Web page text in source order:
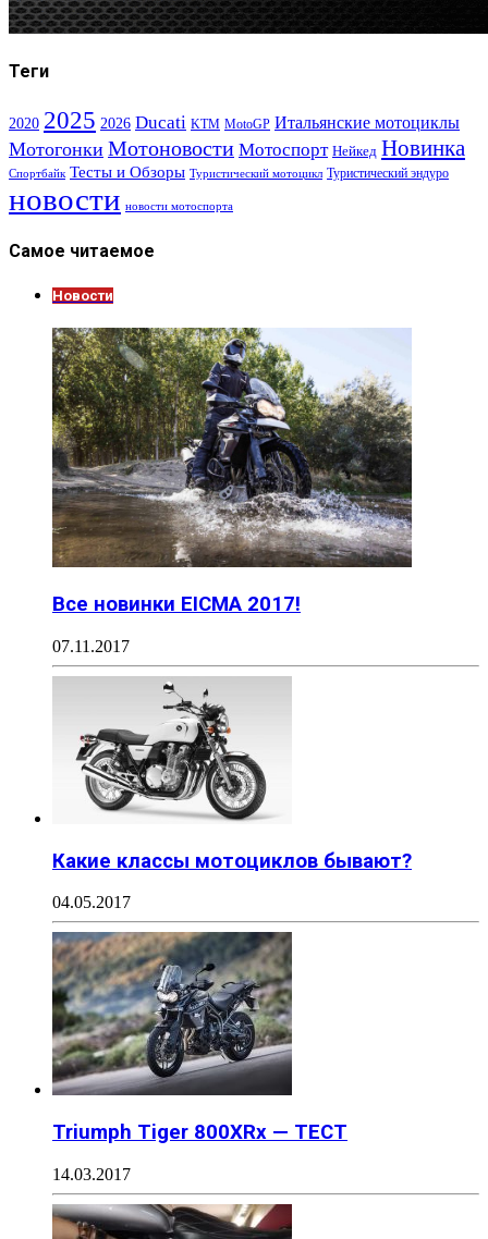
Теги
2020 2025 2026 Ducati KTM MotoGP Итальянские мотоциклы
Мотогонки Мотоновости Мотоспорт Нейкед Новинка
Спортбайк Тесты и Обзоры Туристический мотоцикл Туристический эндуро
новости новости мотоспорта
Самое читаемое
Новости
Все новинки EICMA 2017!
07.11.2017
Какие классы мотоциклов бывают?
04.05.2017
Triumph Tiger 800XRx — ТЕСТ
14.03.2017